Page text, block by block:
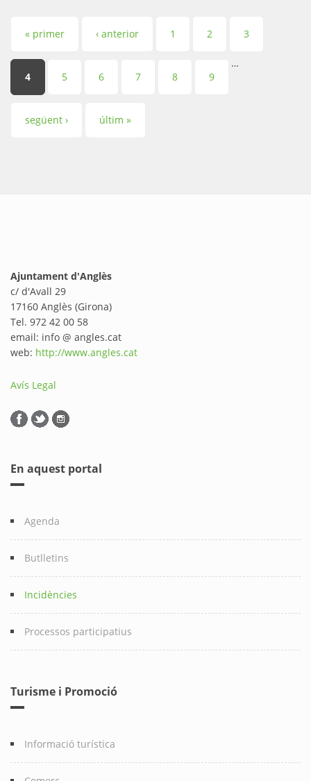
Pàgines
« primer ‹ anterior 1 2 3
4 5 6 7 8 9
…
següent › últim »
Ajuntament d'Anglès
c/ d'Avall 29
17160 Anglès (Girona)
Tel. 972 42 00 58
email: info @ angles.cat
web: http://www.angles.cat
Avís Legal
En aquest portal
Agenda
Butlletins
Incidències
Processos participatius
Turisme i Promoció
Informació turística